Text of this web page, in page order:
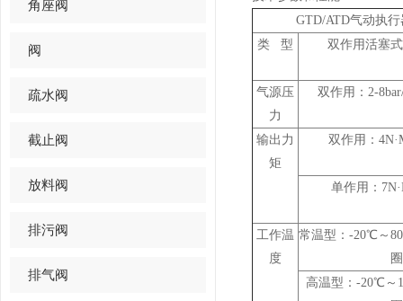
角座阀
阀
疏水阀
截止阀
放料阀
排污阀
排气阀
GTD/ATD气动执
类 型
双作用活塞
气源压
力
双作用：2-
输出力
矩
双作用：
单作用：
工作温
度
常温型：-20℃～
高温型：-20℃～